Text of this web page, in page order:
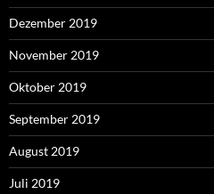
Dezember 2019
November 2019
Oktober 2019
September 2019
August 2019
Juli 2019